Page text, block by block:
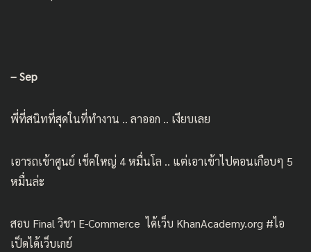
– Sep
พี่ที่สนิทที่สุดในที่ทำงาน .. ลาออก .. เงียบเลย
เอารถเข้าศูนย์ เช็คใหญ่ 4 หมื่นโล .. แต่เอาเข้าไปตอนเกือบๆ 5
หมื่นล่ะ
สอบ Final วิชา E-Commerce ได้เว็บ KhanAcademy.org #ไอ
เป็ดได้เว็บเกย์